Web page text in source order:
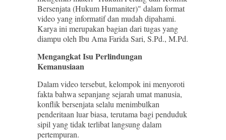
Bersenjata (Hukum Humaniter)" dalam format
video yang informatif dan mudah dipahami.
Karya ini merupakan bagian dari tugas yang
diampu oleh Ibu Ama Farida Sari, S.Pd., M.Pd.
Mengangkat Isu Perlindungan
Kemanusiaan
Dalam video tersebut, kelompok ini menyoroti
fakta bahwa sepanjang sejarah umat manusia,
konflik bersenjata selalu menimbulkan
penderitaan luar biasa, terutama bagi penduduk
sipil yang tidak terlibat langsung dalam
pertempuran.